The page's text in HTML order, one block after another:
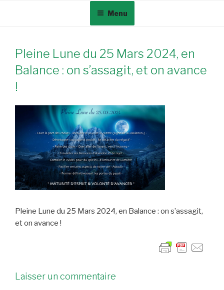
Menu
Pleine Lune du 25 Mars 2024, en
Balance : on s’assagit, et on avance
!
Pleine Lune du 25 Mars 2024, en Balance : on s’assagit,
et on avance !
Laisser un commentaire